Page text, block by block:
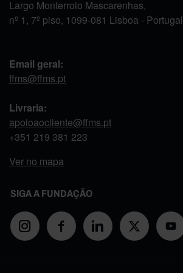
Largo Monterroio Mascarenhas,
nº 1, 7º piso, 1099-081 Lisboa - Portugal
Email geral:
ffms@ffms.pt
Livraria:
apoioaocliente@ffms.pt
+351 219 381 223
Ver no mapa
SIGA A FUNDAÇÃO